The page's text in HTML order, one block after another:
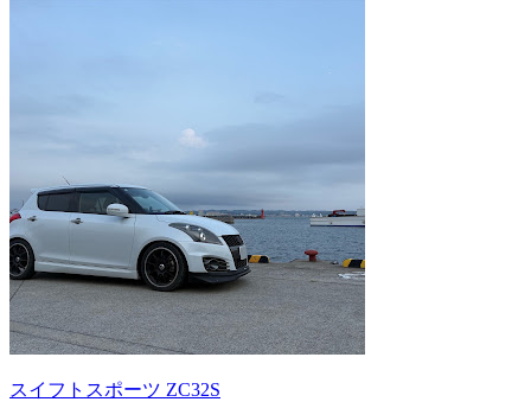
スイフトスポーツ ZC32S